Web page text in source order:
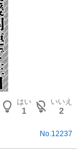
はい
1
いいえ
2
No.12237